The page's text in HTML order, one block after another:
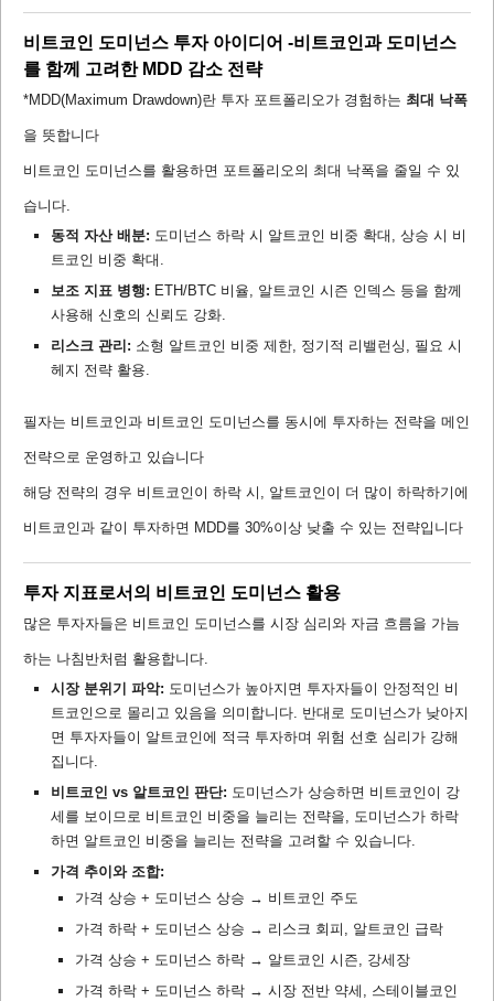
비트코인 도미넌스 투자 아이디어 -비트코인과 도미넌스
를 함께 고려한 MDD 감소 전략
*MDD(Maximum Drawdown)란 투자 포트폴리오가 경험하는 최대 낙폭
을 뜻합니다
비트코인 도미넌스를 활용하면 포트폴리오의 최대 낙폭을 줄일 수 있
습니다.
동적 자산 배분: 도미넌스 하락 시 알트코인 비중 확대, 상승 시 비
트코인 비중 확대.
보조 지표 병행: ETH/BTC 비율, 알트코인 시즌 인덱스 등을 함께
사용해 신호의 신뢰도 강화.
리스크 관리: 소형 알트코인 비중 제한, 정기적 리밸런싱, 필요 시
헤지 전략 활용.
필자는 비트코인과 비트코인 도미넌스를 동시에 투자하는 전략을 메인
전략으로 운영하고 있습니다
해당 전략의 경우 비트코인이 하락 시, 알트코인이 더 많이 하락하기에
비트코인과 같이 투자하면 MDD를 30%이상 낮출 수 있는 전략입니다
투자 지표로서의 비트코인 도미넌스 활용
많은 투자자들은 비트코인 도미넌스를 시장 심리와 자금 흐름을 가늠
하는 나침반처럼 활용합니다.
시장 분위기 파악: 도미넌스가 높아지면 투자자들이 안정적인 비
트코인으로 몰리고 있음을 의미합니다. 반대로 도미넌스가 낮아지
면 투자자들이 알트코인에 적극 투자하며 위험 선호 심리가 강해
집니다.
비트코인 vs 알트코인 판단: 도미넌스가 상승하면 비트코인이 강
세를 보이므로 비트코인 비중을 늘리는 전략을, 도미넌스가 하락
하면 알트코인 비중을 늘리는 전략을 고려할 수 있습니다.
가격 추이와 조합:
가격 상승 + 도미넌스 상승 → 비트코인 주도
가격 하락 + 도미넌스 상승 → 리스크 회피, 알트코인 급락
가격 상승 + 도미넌스 하락 → 알트코인 시즌, 강세장
가격 하락 + 도미넌스 하락 → 시장 전반 약세, 스테이블코인